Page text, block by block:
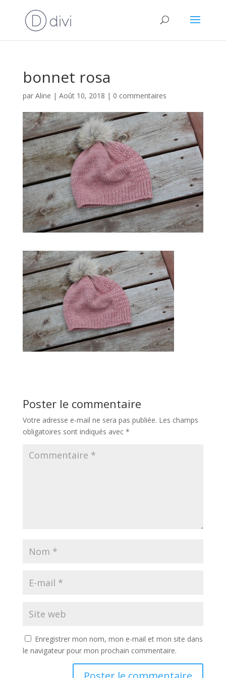
bonnet rosa
par Aline | Août 10, 2018 | 0 commentaires
Poster le commentaire
Votre adresse e-mail ne sera pas publiée. Les champs
obligatoires sont indiqués avec *
Enregistrer mon nom, mon e-mail et mon site dans
le navigateur pour mon prochain commentaire.